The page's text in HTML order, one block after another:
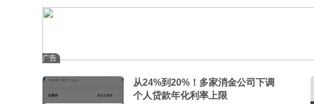
广告
从24%到20%！多家消金公司下调
个人贷款年化利率上限